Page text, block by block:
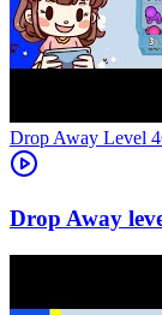
Level